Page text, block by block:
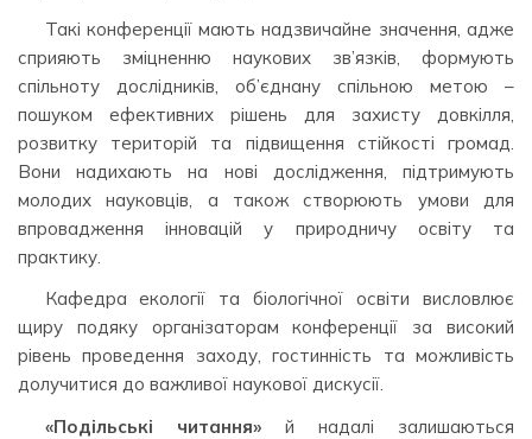
Такі конференції мають надзвичайне значення, адже
сприяють зміцненню наукових зв’язків, формують
спільноту дослідників, об’єднану спільною метою –
пошуком ефективних рішень для захисту довкілля,
розвитку територій та підвищення стійкості громад.
Вони надихають на нові дослідження, підтримують
молодих науковців, а також створюють умови для
впровадження інновацій у природничу освіту та
практику.
Кафедра екології та біологічної освіти висловлює
щиру подяку організаторам конференції за високий
рівень проведення заходу, гостинність та можливість
долучитися до важливої наукової дискусії.
«Подільські читання»й надалі залишаються